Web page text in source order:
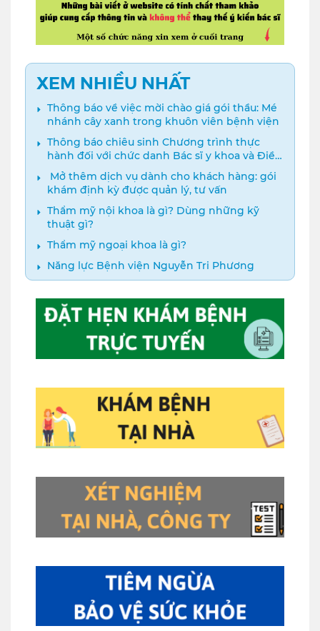
XEM NHIỀU NHẤT
Thông báo về việc mời chào giá gói thầu: Mé
nhánh cây xanh trong khuôn viên bệnh viện
Thông báo chiêu sinh Chương trình thực
hành đối với chức danh Bác sĩ y khoa và Điều
dưỡng năm 2024
️ Mở thêm dịch vụ dành cho khách hàng: gói
khám định kỳ được quản lý, tư vấn
Thẩm mỹ nội khoa là gì? Dùng những kỹ
thuật gì?
Thẩm mỹ ngoại khoa là gì?
Năng lực Bệnh viện Nguyễn Tri Phương